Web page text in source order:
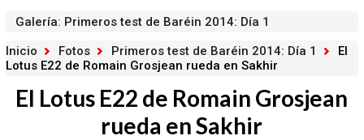
Galería: Primeros test de Baréin 2014: Día 1
Inicio
Fotos Primeros test de Baréin 2014: Día 1
El
Lotus E22 de Romain Grosjean rueda en Sakhir
El Lotus E22 de Romain Grosjean
rueda en Sakhir